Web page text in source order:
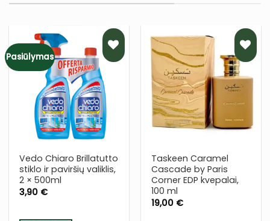
Pasiūlymas
PRIDĖTI
Į NORŲ
SĄRAŠĄ
Vedo Chiaro Brillatutto
stiklo ir paviršių valiklis,
2 × 500ml
3,90 €
PRIDĖTI
Į NORŲ
SĄRAŠĄ
Taskeen Caramel
Cascade by Paris
Corner EDP kvepalai,
100 ml
19,00 €